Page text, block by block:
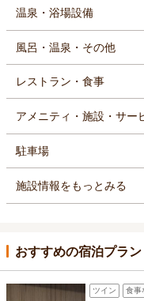
温泉・浴場設備
風呂・温泉・その他
レストラン・食事
アメニティ・施設・サー
駐車場
施設情報をもっとみる
おすすめの宿泊プラン
ツイン 食事